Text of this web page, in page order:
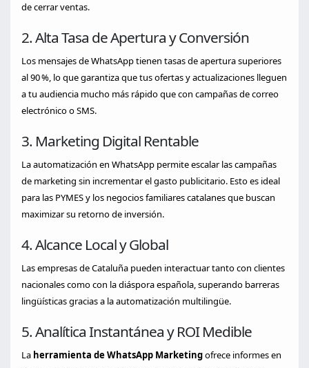
de cerrar ventas.
2. Alta Tasa de Apertura y Conversión
Los mensajes de WhatsApp tienen tasas de apertura superiores
al 90 %, lo que garantiza que tus ofertas y actualizaciones lleguen
a tu audiencia mucho más rápido que con campañas de correo
electrónico o SMS.
3. Marketing Digital Rentable
La automatización en WhatsApp permite escalar las campañas
de marketing sin incrementar el gasto publicitario. Esto es ideal
para las PYMES y los negocios familiares catalanes que buscan
maximizar su retorno de inversión.
4. Alcance Local y Global
Las empresas de Cataluña pueden interactuar tanto con clientes
nacionales como con la diáspora española, superando barreras
lingüísticas gracias a la automatización multilingüe.
5. Analítica Instantánea y ROI Medible
La herramienta de WhatsApp Marketingofrece informes en